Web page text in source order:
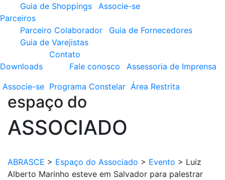
Guia de Shoppings
Associe-se
Parceiros
Parceiro Colaborador
Guia de Fornecedores
Guia de Varejistas
Downloads
Contato
Fale conosco
Assessoria de Imprensa
Associe-se Programa Constelar Área Restrita
espaço do
ASSOCIADO
ABRASCE > Espaço do Associado > Evento > Luiz
Alberto Marinho esteve em Salvador para palestrar